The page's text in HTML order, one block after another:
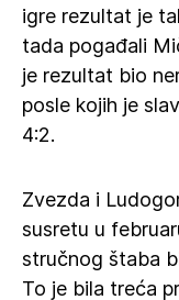
igre rezultat je
tada pogađali
je rezultat bio
posle kojih je
4:2.
Zvezda i
susretu u
stručnog štaba
To je bila treća